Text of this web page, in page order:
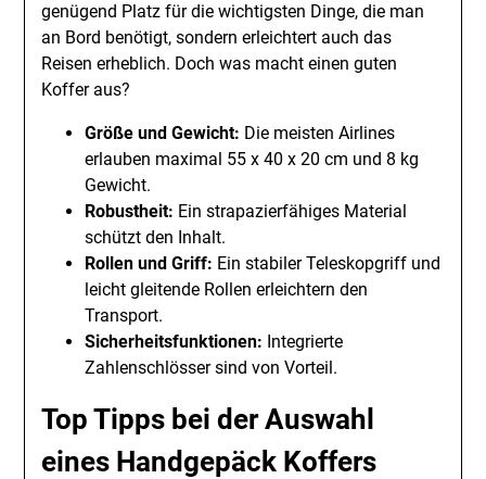
genügend Platz für die wichtigsten Dinge, die man
an Bord benötigt, sondern erleichtert auch das
Reisen erheblich. Doch was macht einen guten
Koffer aus?
Größe und Gewicht: Die meisten Airlines
erlauben maximal 55 x 40 x 20 cm und 8 kg
Gewicht.
Robustheit: Ein strapazierfähiges Material
schützt den Inhalt.
Rollen und Griff: Ein stabiler Teleskopgriff und
leicht gleitende Rollen erleichtern den
Transport.
Sicherheitsfunktionen: Integrierte
Zahlenschlösser sind von Vorteil.
Top Tipps bei der Auswahl
eines Handgepäck Koffers